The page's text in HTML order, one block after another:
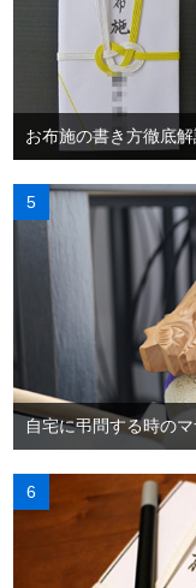
お布施の書き方徹底
自宅に弔問する時の